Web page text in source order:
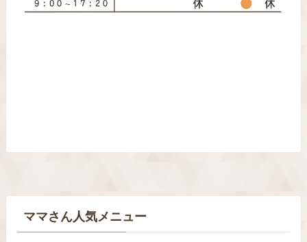
ママさん人気メニュー